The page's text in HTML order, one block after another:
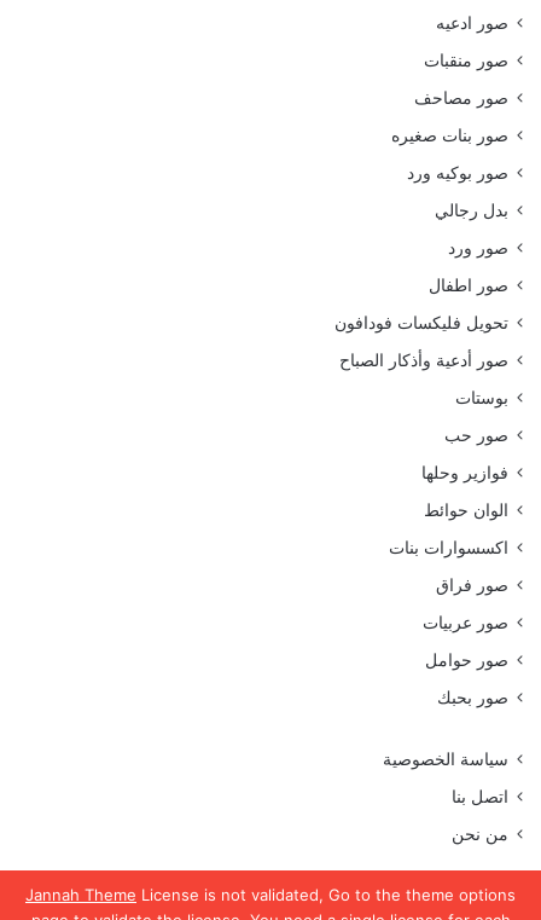
Jannah Theme License is not validated, Go to the theme options
صور ادعيه
صور منقبات
صور مصاحف
صور بنات صغيره
صور بوكيه ورد
بدل رجالي
صور ورد
صور اطفال
تحويل فليكسات فودافون
صور أدعية وأذكار الصباح
بوستات
صور حب
فوازير وحلها
الوان حوائط
اكسسوارات بنات
صور فراق
صور عربيات
صور حوامل
صور بحبك
سياسة الخصوصية
اتصل بنا
من نحن